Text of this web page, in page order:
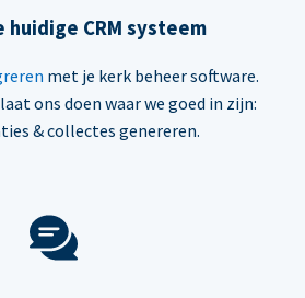
huidige CRM systeem
met je kerk beheer software.
ons doen waar we goed in zijn:
& collectes genereren.